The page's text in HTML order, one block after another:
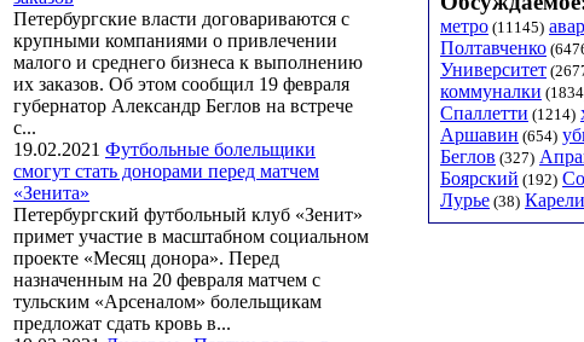
Петербургские власти договариваются с
крупными компаниями о привлечении
малого и среднего бизнеса к выполнению
их заказов. Об этом сообщил 19 февраля
губернатор Александр Беглов на встрече
с...
19.02.2021 Футбольные болельщики
смогут стать донорами перед матчем
«Зенита»
Петербургский футбольный клуб «Зенит»
примет участие в масштабном социальном
проекте «Месяц донора». Перед
назначенным на 20 февраля матчем с
тульским «Арсеналом» болельщикам
предложат сдать кровь в...
метро (11145)
Полтавченко
Университет
коммуналки
Спаллетти (1214)
Аршавин (654)
Беглов (327)
Боярский (192)
Лурье (38)